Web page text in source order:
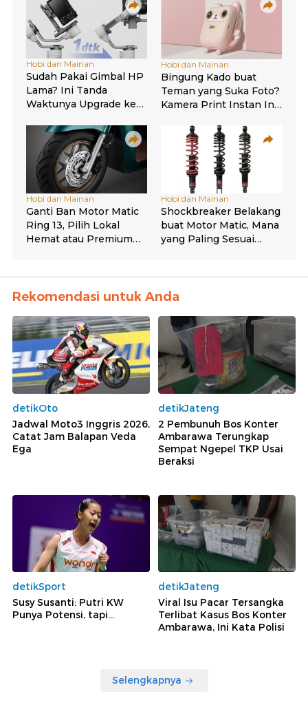
Rekomendasi untuk Anda
detikOto
Jadwal Moto3 Inggris 2026,
Catat Jam Balapan Veda
Ega
detikJateng
2 Pembunuh Bos Konter
Ambarawa Terungkap
Sempat Ngepel TKP Usai
Beraksi
detikSport
Susy Susanti: Putri KW
Punya Potensi, tapi...
detikJateng
Viral Isu Pacar Tersangka
Terlibat Kasus Bos Konter
Ambarawa, Ini Kata Polisi
Selengkapnya